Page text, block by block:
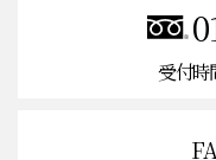
受付時